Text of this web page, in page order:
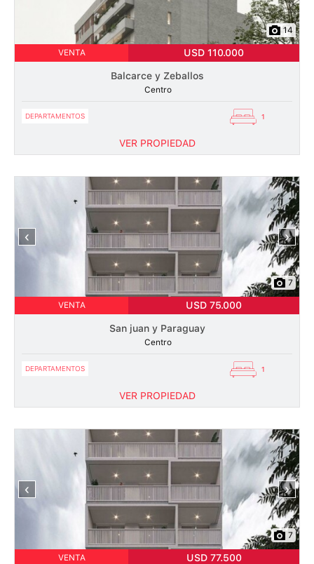
14
VENTA USD 110.000
Balcarce y Zeballos
Centro
DEPARTAMENTOS 1
VER PROPIEDAD
‹ ›
7
VENTA USD 75.000
San juan y Paraguay
Centro
DEPARTAMENTOS 1
VER PROPIEDAD
‹ ›
7
VENTA USD 77.500